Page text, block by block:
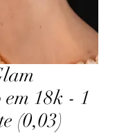
em 18k - 1
(0,03)